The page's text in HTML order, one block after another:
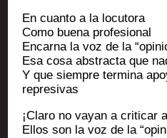
En cuan­to a la locutora
Como bue­na profesional
Encar­na la voz de la
Esa cosa abs­trac­ta que
Y que siempre ter­mi­na
represivas
¡Cla­ro no vayan a cri­ti­car
Ellos son la voz de la